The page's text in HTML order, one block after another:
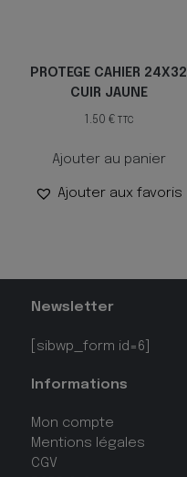
PROTEGE CAHIER 24X32
CUIR JAUNE
1.50 € TTC
Ajouter au panier
Ajouter aux favoris
Newsletter
[sibwp_form id=6]
Informations
Mon compte
Mentions légales
CGV